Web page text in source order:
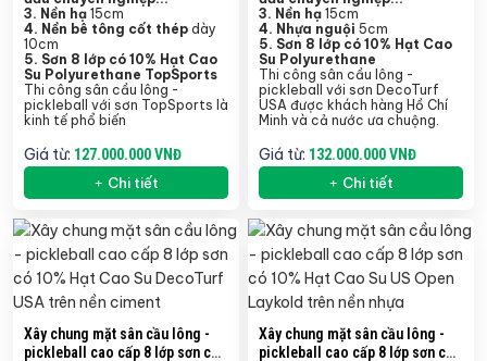
3. Nền hạ 15cm
4. Nền bê tông cốt thép dày
10cm
5. Sơn 8 lớp có 10% Hạt Cao
Su Polyurethane TopSports
Thi công sân cầu lông -
pickleball với sơn TopSports là
kinh tế phổ biến
Giá từ: 127.000.000 VNĐ
Chi tiết
3. Nền hạ 15cm
4. Nhựa nguội 5cm
5. Sơn 8 lớp có 10% Hạt Cao
Su Polyurethane
Thi công sân cầu lông -
pickleball với sơn DecoTurf
USA được khách hàng Hồ Chí
Minh và cả nước ưa chuộng.
Giá từ: 132.000.000 VNĐ
Chi tiết
Xây chung mặt sân cầu lông -
pickleball cao cấp 8 lớp sơn có
Xây chung mặt sân cầu lông -
pickleball cao cấp 8 lớp sơn có